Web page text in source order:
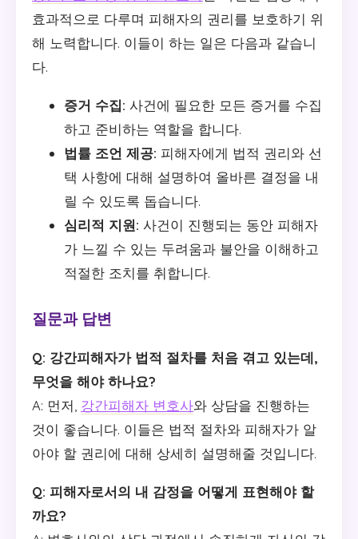
효과적으로 다루며 피해자의 권리를 보호하기 위
해 노력합니다. 이들이 하는 일은 다음과 같습니
다.
증거 수집: 사건에 필요한 모든 증거를 수집
하고 준비하는 역할을 합니다.
법률 조언 제공: 피해자에게 법적 권리와 선
택 사항에 대해 설명하여 올바른 결정을 내
릴 수 있도록 돕습니다.
심리적 지원: 사건이 진행되는 동안 피해자
가 느낄 수 있는 두려움과 불안을 이해하고
적절한 조치를 취합니다.
질문과 답변
Q: 강간피해자가 법적 절차를 처음 겪고 있는데,
무엇을 해야 하나요?
A: 먼저, 강간피해자 변호사와 상담을 진행하는
것이 좋습니다. 이들은 법적 절차와 피해자가 알
아야 할 권리에 대해 상세히 설명해줄 것입니다.
Q: 피해자로서의 내 감정을 어떻게 표현해야 할
까요?